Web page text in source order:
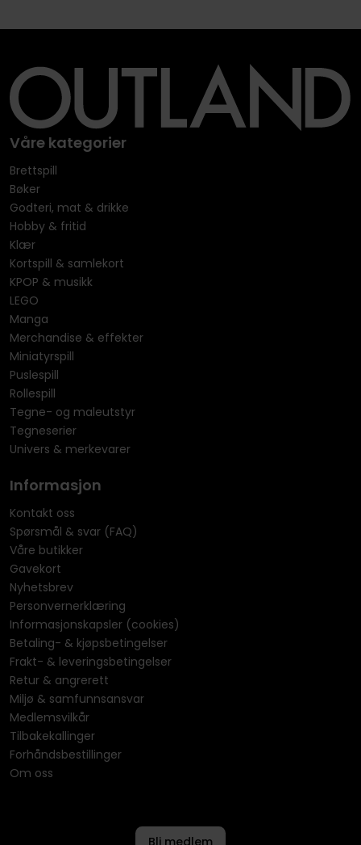
Våre kategorier
Brettspill
Bøker
Godteri, mat & drikke
Hobby & fritid
Klær
Kortspill & samlekort
KPOP & musikk
LEGO
Manga
Merchandise & effekter
Miniatyrspill
Puslespill
Rollespill
Tegne- og maleutstyr
Tegneserier
Univers & merkevarer
Informasjon
Kontakt oss
Spørsmål & svar (FAQ)
Våre butikker
Gavekort
Nyhetsbrev
Personvernerklæring
Informasjonskapsler (cookies)
Betaling- & kjøpsbetingelser
Frakt- & leveringsbetingelser
Retur & angrerett
Miljø & samfunnsansvar
Medlemsvilkår
Tilbakekallinger
Forhåndsbestillinger
Om oss
Bli medlem